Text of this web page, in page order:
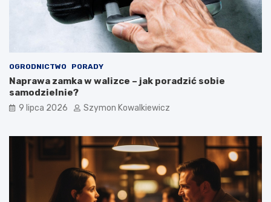
OGRODNICTWO PORADY
Naprawa zamka w walizce – jak poradzić sobie
samodzielnie?
9 lipca 2026 Szymon Kowalkiewicz